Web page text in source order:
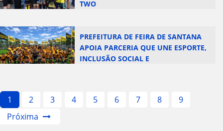
TWO
PREFEITURA DE FEIRA DE SANTANA
APOIA PARCERIA QUE UNE ESPORTE,
INCLUSÃO SOCIAL E
1 2 3 4 5 6 7 8
9
Próxima